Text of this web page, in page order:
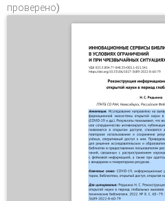
проверено)